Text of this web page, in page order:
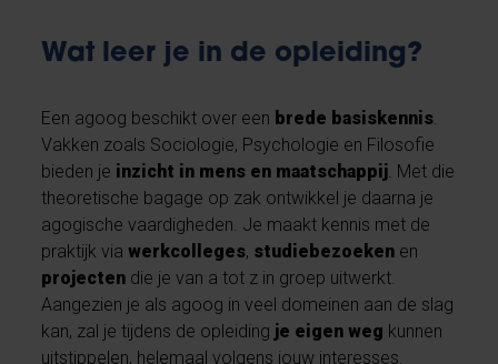
Wat leer je in de opleiding?
Een agoog beschikt over een brede basiskennis
Vakken zoals Sociologie, Psychologie en Filosofie
bieden je inzicht in mens en maatschappij . Met die
theoretische bagage op zak ontwikkel je daarna je
agogische vaardigheden. Je maakt kennis met de
praktijk viawerkcolleges, studiebezoeken en
projecten die je van a tot z in groep uitwerkt.
Aangezien je als agoog in veel domeinen aan de slag
kan, zal je tijdens de opleiding je eigen weg kunnen
uitstippelen, helemaal volgens jouw interesses.